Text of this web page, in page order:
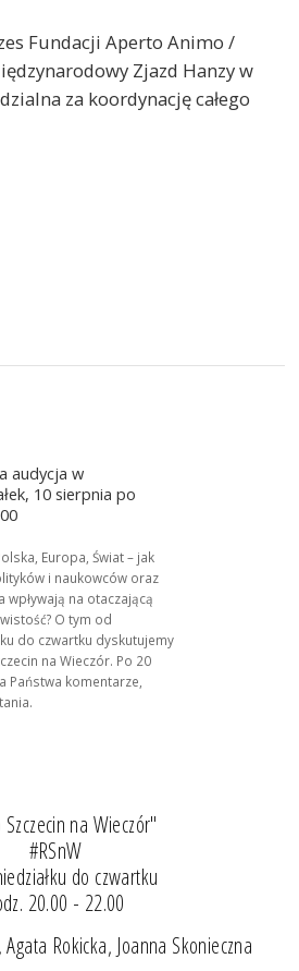
Fundacji Aperto Animo /
Zjazd Hanzy w
za koordynację całego
audycja w
10 sierpnia po
Europa, Świat – jak
i naukowców oraz
wpływają na otaczającą
O tym od
do czwartku dyskutujemy
na Wieczór. Po 20
Państwa komentarze,
na Wieczór"
#RSnW
do czwartku
20.00 - 22.00
Rokicka, Joanna Skonieczna